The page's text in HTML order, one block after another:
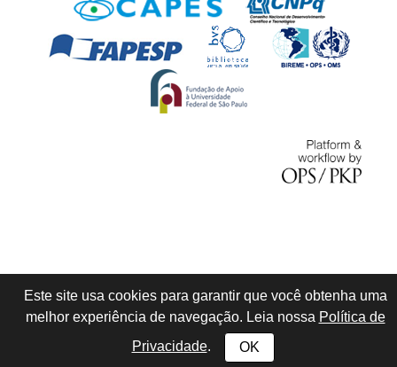
Este site usa cookies para garantir que você obtenha uma
melhor experiência de navegação. Leia nossa Política de
Privacidade. OK